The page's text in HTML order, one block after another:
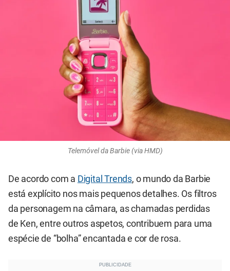
Telemóvel da Barbie (via HMD)
De acordo com a Digital Trends, o mundo da Barbie
está explícito nos mais pequenos detalhes. Os filtros
da personagem na câmara, as chamadas perdidas
de Ken, entre outros aspetos, contribuem para uma
espécie de “bolha” encantada e cor de rosa.